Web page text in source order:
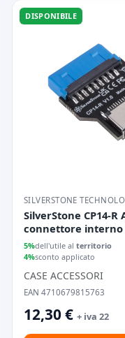
DISPONIBILE
SILVERSTONE
SilverStone CP14-
connettore interno
a USB 3.1 Type-C
5%dell'utile al territorio
4%sconto applicato
CASE ACCESSORI
EAN 4710679815763
12,30 € + iva 22